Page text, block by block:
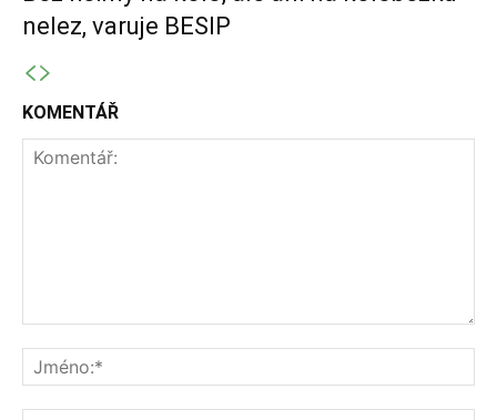
nelez, varuje BESIP
KOMENTÁŘ